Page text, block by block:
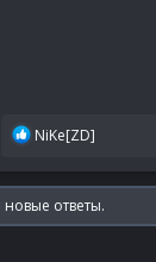
Р
а
к
ц
NiKe[ZD]
ответы.